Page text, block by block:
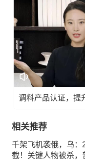
调料产品认证，提
相关推荐
千架飞机袭俄，乌：
截！关键人物被杀，